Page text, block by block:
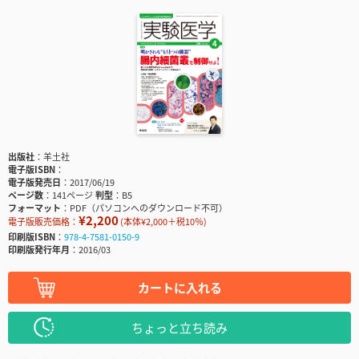
出版社
羊土社
電子版ISBN
電子版発売日
2017/06/19
ページ数
141ページ判型
B5
フォーマット
PDF（パソコンへのダウンロード不可）
電子版販売価格： ¥2,200(本体¥2,000＋税10％)
印刷版ISBN
978-4-7581-0150-9
印刷版発行年月
2016/03
カートに入れる
ちょっと立ち読み